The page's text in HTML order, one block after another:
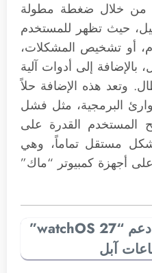
من خلال ضغطة مطولة
حيث تظهر للمستخدم
أو تشخيص المشكلات،
بالإضافة إلى أدوات آلية
وتعد هذه الإضافة حلاً
البرمجية، مثل فشل
المستخدم القدرة على
مستقل تماماً، وهي
أجهزة كمبيوتر “ماك”
آبل توضح سبب توقف دعم “watchOS 27”
آبل